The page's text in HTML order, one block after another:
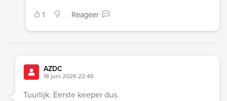
1 Reageer
AZDC
18 juni 2026 22:46
Tuurlijk. Eerste keeper dus.